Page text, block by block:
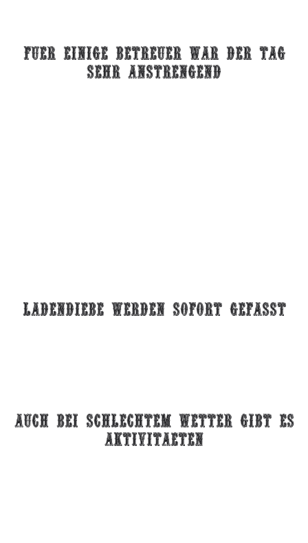
fuer einige betreuer war der tag
sehr anstrengend
ladendiebe werden sofort gefasst
auch bei schlechtem wetter gibt es
aktivitaeten